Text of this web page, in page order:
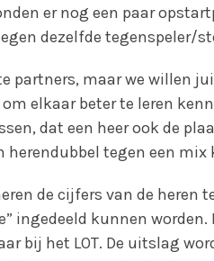
er nog een paar
dezelfde tegenspeler/
partners, maar we willen
elkaar beter te leren
dat een heer ook de
herendubbel tegen een mix
de cijfers van de heren
ingedeeld kunnen worden.
bij het LOT. De uitslag